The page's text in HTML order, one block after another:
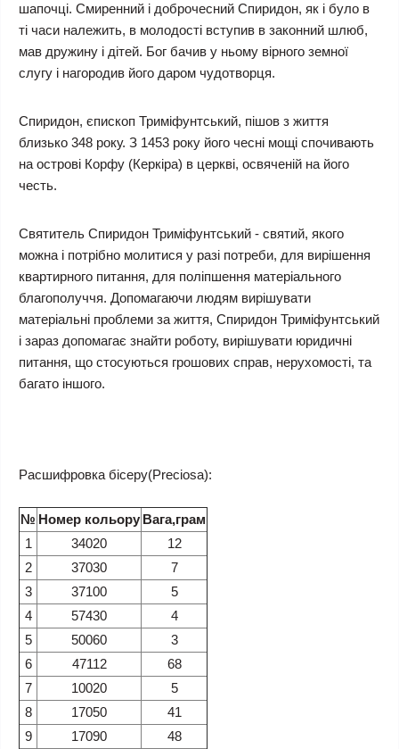
шапочці. Смиренний і доброчесний Спиридон, як і було в
ті часи належить, в молодості вступив в законний шлюб,
мав дружину і дітей. Бог бачив у ньому вірного земної
слугу і нагородив його даром чудотворця.
Спиридон, єпископ Триміфунтський, пішов з життя
близько 348 року. З 1453 року його чесні мощі спочивають
на острові Корфу (Керкіра) в церкві, освяченій на його
честь.
Святитель Спиридон Триміфунтський - святий, якого
можна і потрібно молитися у разі потреби, для вирішення
квартирного питання, для поліпшення матеріального
благополуччя. Допомагаючи людям вирішувати
матеріальні проблеми за життя, Спиридон Триміфунтський
і зараз допомагає знайти роботу, вирішувати юридичні
питання, що стосуються грошових справ, нерухомості, та
багато іншого.
Расшифровка бісеру(Preciosa):
№ Номер кольору Вага,грам
1
34020
12
2
37030
7
3
37100
5
4
57430
4
5
50060
3
6
47112
68
7
10020
5
8
17050
41
9
17090
48